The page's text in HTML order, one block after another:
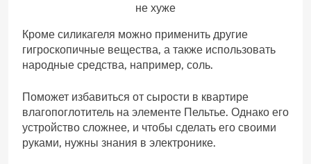
не хуже
Кроме силикагеля можно применить другие
гигроскопичные вещества, а также использовать
народные средства, например, соль.
Поможет избавиться от сырости в квартире
влагопоглотитель на элементе Пельтье. Однако его
устройство сложнее, и чтобы сделать его своими
руками, нужны знания в электронике.